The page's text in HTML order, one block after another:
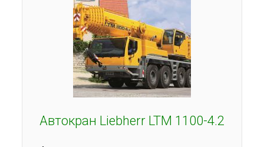
Автокран Liebherr LTM 1100-4.2